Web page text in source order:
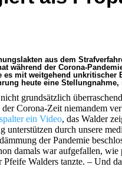
aus dem
während der Corona-
es mit weitgehend
heute eine
grundsätzlich
Corona-Zeit niemandem
ein Video, das Walder
durch unsere
der Pandemie
damals war aufgefallen,
Walders tanzte. – Und